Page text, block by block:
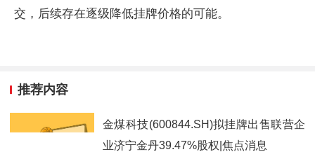
交，后续存在逐级降低挂牌价格的可能。
推荐内容
金煤科技(600844.SH)拟挂牌出售联营企
业济宁金丹39.47%股权|焦点消息